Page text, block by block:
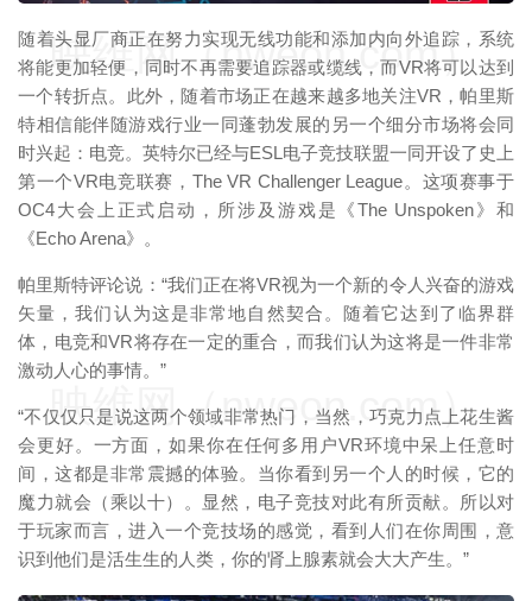
随着头显厂商正在努力实现无线功能和添加内向外追踪，系统
将能更加轻便，同时不再需要追踪器或缆线，而VR将可以达到
一个转折点。此外，随着市场正在越来越多地关注VR，帕里斯
特相信能伴随游戏行业一同蓬勃发展的另一个细分市场将会同
时兴起：电竞。英特尔已经与ESL电子竞技联盟一同开设了史上
第一个VR电竞联赛，The VR Challenger League。这项赛事于
OC4大会上正式启动，所涉及游戏是《The Unspoken》和
《Echo Arena》。
帕里斯特评论说：“我们正在将VR视为一个新的令人兴奋的游戏
矢量，我们认为这是非常地自然契合。随着它达到了临界群
体，电竞和VR将存在一定的重合，而我们认为这将是一件非常
激动人心的事情。”
“不仅仅只是说这两个领域非常热门，当然，巧克力点上花生酱
会更好。一方面，如果你在任何多用户VR环境中呆上任意时
间，这都是非常震撼的体验。当你看到另一个人的时候，它的
魔力就会（乘以十）。显然，电子竞技对此有所贡献。所以对
于玩家而言，进入一个竞技场的感觉，看到人们在你周围，意
识到他们是活生生的人类，你的肾上腺素就会大大产生。”
映维网（nweon.com）
映维网（nweon.com）